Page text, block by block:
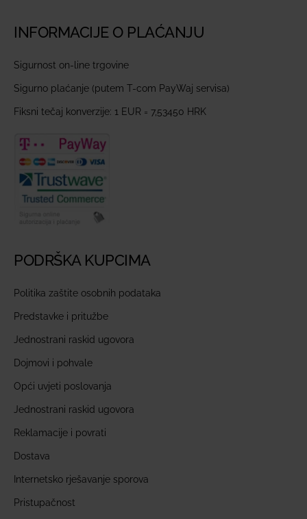
INFORMACIJE O PLAĆANJU
Sigurnost on-line trgovine
Sigurno plaćanje (putem T-com PayWaj servisa)
Fiksni tečaj konverzije: 1 EUR = 7,53450 HRK
PODRŠKA KUPCIMA
Politika zaštite osobnih podataka
Predstavke i pritužbe
Jednostrani raskid ugovora
Dojmovi i pohvale
Opći uvjeti poslovanja
Jednostrani raskid ugovora
Reklamacije i povrati
Dostava
Internetsko rješavanje sporova
Pristupačnost